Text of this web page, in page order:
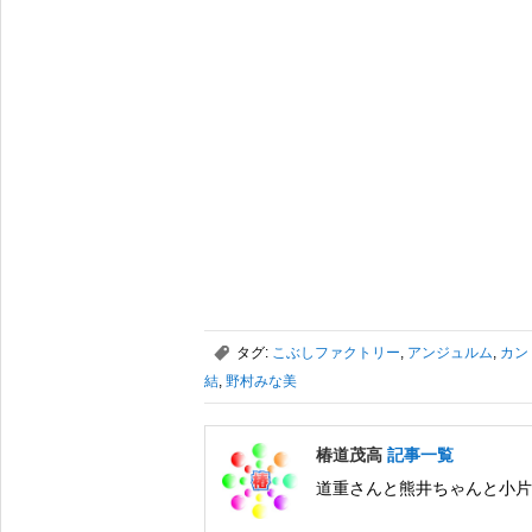
, タグ: こぶしファクトリー, アンジュルム, カ
結, 野村みな美
椿道茂高 記事一覧
道重さんと熊井ちゃんと小